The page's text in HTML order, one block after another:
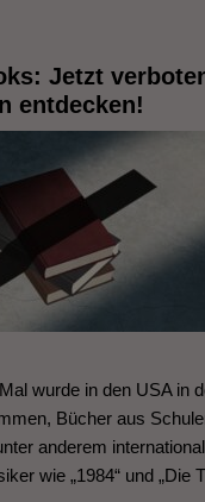
Jetzt
entdecken!
wurde in den USA in
Bücher aus
anderem
wie „1984“ und „Die